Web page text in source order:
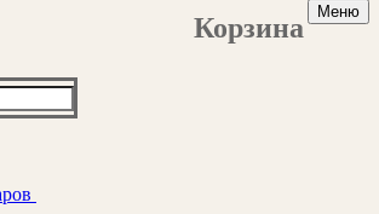
Корзина
Меню